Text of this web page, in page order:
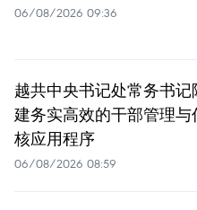
06/08/2026 09:36
越共中央书记处常务书记
建务实高效的干部管理
核应用程序
06/08/2026 08:59